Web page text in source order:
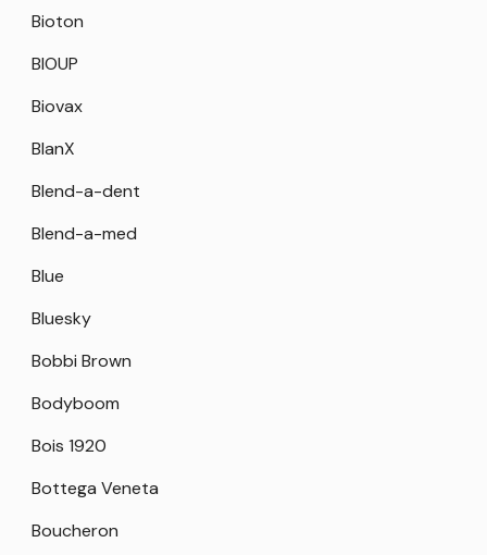
Bioton
BIOUP
Biovax
BlanX
Blend-a-dent
Blend-a-med
Blue
Bluesky
Bobbi Brown
Bodyboom
Bois 1920
Bottega Veneta
Boucheron